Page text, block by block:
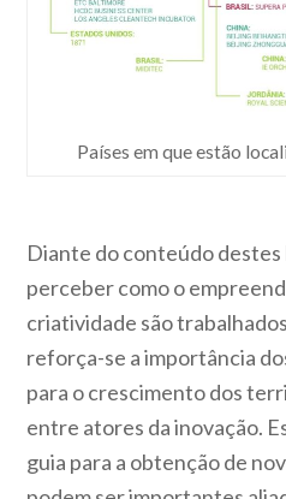
Países em que estão
Diante do conteúdo destes
perceber como o
criatividade são
reforça-se a importância
para o crescimento dos
entre atores da inovação.
guia para a obtenção de